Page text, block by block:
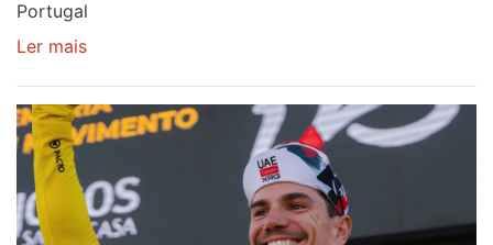
Portugal
Ler mais
Amarela
continua
ser
do
gaiense